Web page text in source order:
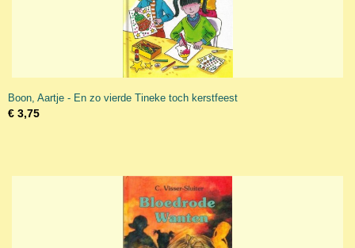
Boon, Aartje - En zo vierde Tineke toch kerstfeest
€ 3,75